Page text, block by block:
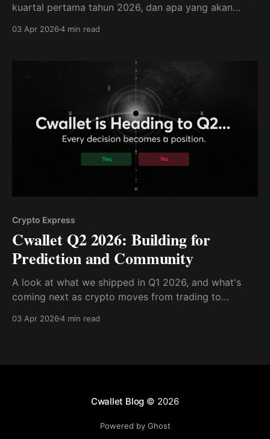
kuartal pertama tahun 2026, dan apa yang akan
perdagangan ke koordinasi.
03 Apr 20264 min read
Crypto Express
Cwallet Q2 2026: Building for
Prediction and Community
A look at what we shipped in Q1 2026, and what's
coming next as crypto moves from trading to
03 Apr 20264 min read
Cwallet Blog © 2026
Powered by Ghost